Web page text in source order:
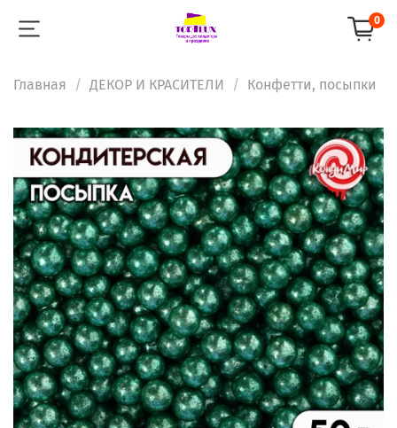
0
Главная ДЕКОР И КРАСИТЕЛИ Конфетти, посыпки